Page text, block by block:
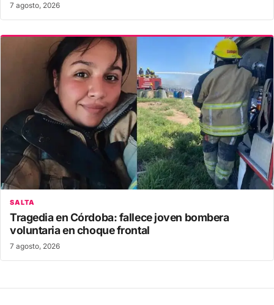
7 agosto, 2026
SALTA
Tragedia en Córdoba: fallece joven bombera
voluntaria en choque frontal
7 agosto, 2026